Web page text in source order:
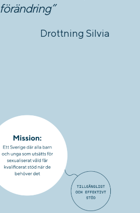
förändring”
Drottning Silvia